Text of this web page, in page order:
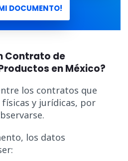
DOCUMENTO!
Contrato de
en México?
los contratos que
y jurídicas, por
los datos